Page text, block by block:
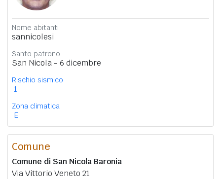
Nome abitanti
sannicolesi
Santo patrono
San Nicola - 6 dicembre
Rischio sismico
1
Zona climatica
E
Comune
Comune di San Nicola Baronia
Via Vittorio Veneto 21